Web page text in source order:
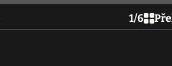
1/6